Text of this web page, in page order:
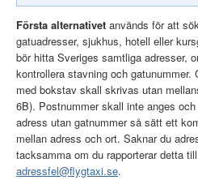
Första alternativet används för att
gatuadresser, sjukhus, hotell eller
bör hitta Sveriges samtliga adresser,
kontrollera stavning och gatunummer.
med bokstav skall skrivas utan
6B). Postnummer skall inte anges
adress utan gatnummer så sätt ett
mellan adress och ort. Saknar du
tacksamma om du rapporterar detta
adressfel@flygtaxi.se.